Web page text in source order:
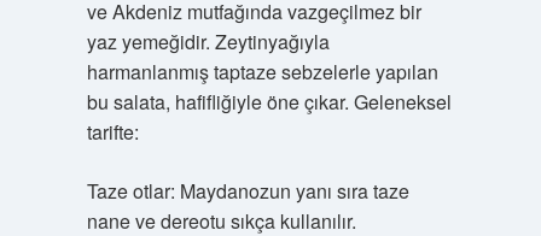
ve Akdeniz mutfağında vazgeçilmez bir
yaz yemeğidir. Zeytinyağıyla
harmanlanmış taptaze sebzelerle yapılan
bu salata, hafifliğiyle öne çıkar. Geleneksel
tarifte:
Taze otlar: Maydanozun yanı sıra taze
nane ve dereotu sıkça kullanılır.